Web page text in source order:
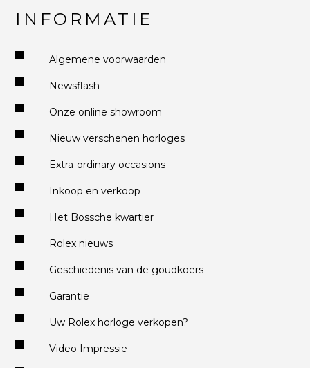
INFORMATIE
Algemene voorwaarden
Newsflash
Onze online showroom
Nieuw verschenen horloges
Extra-ordinary occasions
Inkoop en verkoop
Het Bossche kwartier
Rolex nieuws
Geschiedenis van de goudkoers
Garantie
Uw Rolex horloge verkopen?
Video Impressie